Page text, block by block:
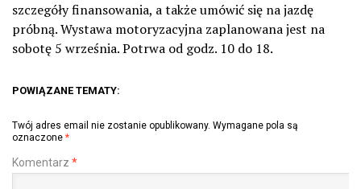
szczegóły finansowania, a także umówić się na jazdę
próbną. Wystawa motoryzacyjna zaplanowana jest na
sobotę 5 września. Potrwa od godz. 10 do 18.
POWIĄZANE TEMATY:
Twój adres email nie zostanie opublikowany. Wymagane pola są
oznaczone *
Komentarz *